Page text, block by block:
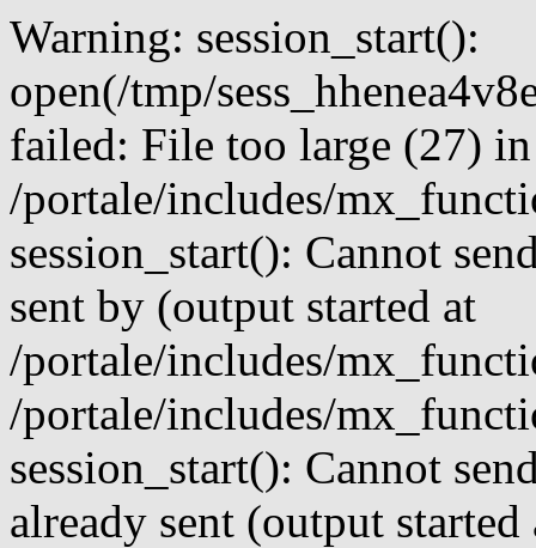
Warning: session_start():
open(/tmp/
failed: File too large (27) in
/portale/includes/
session_start(): Cannot
sent by (output started at
/portale/includes/
/portale/includes/
session_start(): Cannot
already sent (output started